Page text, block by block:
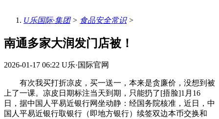
U乐国际·集团> 食品安全常识>
南通多家大润发门店被！
2026-01-17 06:22 U乐·国际官网
有次我买打折凉皮，买一送一，本来是贪廉价，没想到被
上了一课。凉皮日期标注当天到期，只能扔了[捂脸]1月16
日，据中国人平易近银行网坐动静：经国务院核准，近日，中
国人平易近银行取银行（即地方银行）续签双边本币交换和